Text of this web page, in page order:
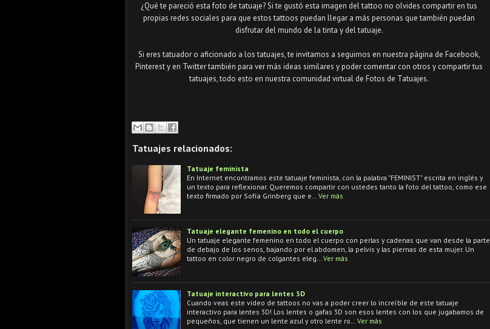
¿Qué te pareció esta foto de tatuaje? Si te gustó esta imagen del tattoo no olvides compartir en tus
propias redes sociales para que estos tattoos puedan llegar a más personas que también puedan
disfrutar del mundo de la tinta y del tatuaje.
Si eres tatuador o aficionado a los tatuajes, te invitamos a seguirnos en nuestra página de Facebook,
Pinterest y en Twitter también para ver más ideas similares y poder comentar con otros y compartir tus
tatuajes, todo esto en nuestra comunidad virtual de Fotos de Tatuajes.
Tatuajes relacionados:
Tatuaje feminista
En Internet encontramos este tatuaje feminista, con la palabra "FEMINIST" escrita en inglés y
un texto para reflexionar. Queremos compartir con ustedes tanto la foto del tattoo, como ese
texto firmado por Sofía Grinberg que e…
Ver más
Tatuaje elegante femenino en todo el cuerpo
Un tatuaje elegante femenino en todo el cuerpo con perlas y cadenas que van desde la parte
de debajo de los senos, bajando por el abdomen, la pelvis y las piernas de esta mujer. Un
tattoo en color negro de colgantes eleg…
Ver más
Tatuaje interactivo para lentes 3D
Cuando veas este video de tattoos no vas a poder creer lo increíble de este tatuaje
interactivo para lentes 3D! Los lentes o gafas 3D son esos lentes con los que jugabamos de
pequeños, que tienen un lente azul y otro lente ro…
Ver más